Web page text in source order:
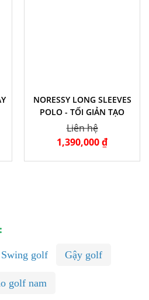
NORESSY LONG SLEEVES
POLO - TỐI GIẢN TẠO
NÊN ĐẲNG CẤP
Liên hệ
1,390,000 ₫
golf Gậy golf
golf nam